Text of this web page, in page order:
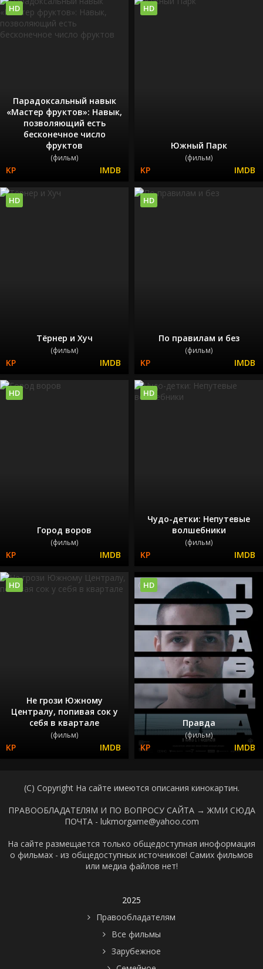
Парадоксальный навык
«Мастер фруктов»: Навык,
позволяющий есть
бесконечное число
фруктов
(фильм)
HD
Южный Парк
(фильм)
HD
Тёрнер и Хуч
(фильм)
HD
По правилам и без
(фильм)
HD
Город воров
(фильм)
HD
Чудо-детки: Непутевые
волшебники
(фильм)
HD
Не грози Южному
Централу, попивая сок у
себя в квартале
(фильм)
HD
Правда
(фильм)
HD
(C) Copyright На сайте имеются описания кинокартин.
ПРАВООБЛАДАТЕЛЯМ И ПО ВОПРОСУ САЙТА → ЖМИ СЮДА
ПОЧТА - lukmorgame@yahoo.com
На сайте размещается только общедоступная иноформация
о фильмах - из общедоступных источников! Самих фильмов
или медиа файлов нет!
2025
Правообладателям
Все фильмы
Зарубежное